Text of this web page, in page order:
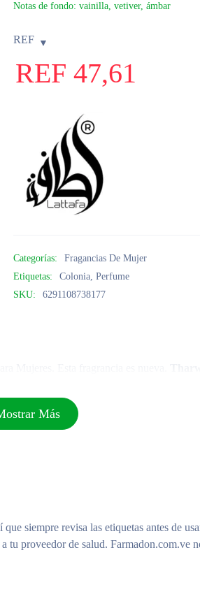
Notas de fondo: vainilla, vetiver, ámbar
REF
REF47,61
Categorías:
Fragancias De Mujer
Etiquetas:
Colonia,Perfume
SKU:
6291108738177
Más
siempre revisa las etiquetas antes de
proveedor de salud. Farmadon.com.ve